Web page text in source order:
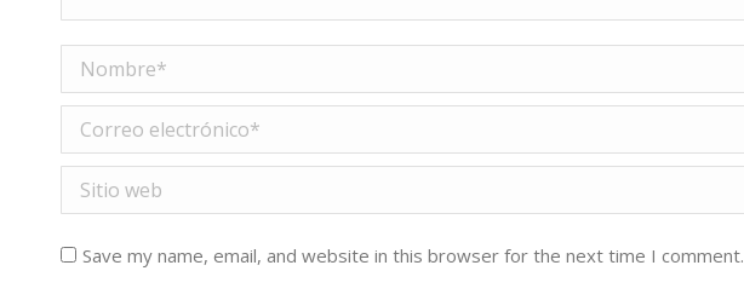
Nombre *
Correo electrónico *
Sitio web
Save my name, email, and website in this browser for the next time I comment.